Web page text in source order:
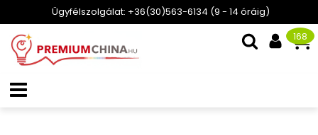
Ügyfélszolgálat: +36(30)563-6134 (9 - 14 óráig)
168